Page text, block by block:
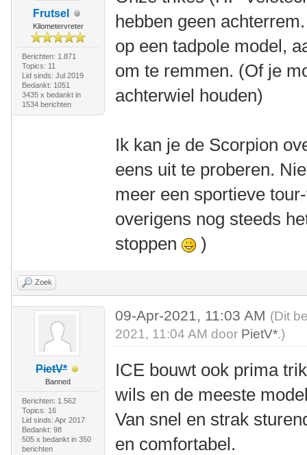
Frutsel
Kilometervreter
Berichten: 1.871
Topics: 11
Lid sinds: Jul 2019
Bedankt: 1051
3435 x bedankt in
1534 berichten
hebben geen
op een tadpole model,
om te remmen. (Of je
achterwiel houden)
Ik kan je de Scorpion
eens uit te proberen.
meer een sportieve
overigens nog steeds
stoppen
)
Zoek
PietV*
Banned
Berichten: 1.562
Topics: 16
Lid sinds: Apr 2017
Bedankt: 98
505 x bedankt in 350
berichten
09-Apr-2021, 11:03 AM (Dit
2021, 11:04 AM door PietV*.)
ICE bouwt ook prima
wils en de meeste
Van snel en strak
en comfortabel.